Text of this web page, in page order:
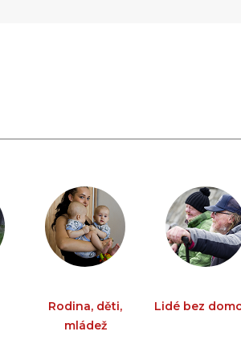
Rodina, děti,
mládež
Lidé bez